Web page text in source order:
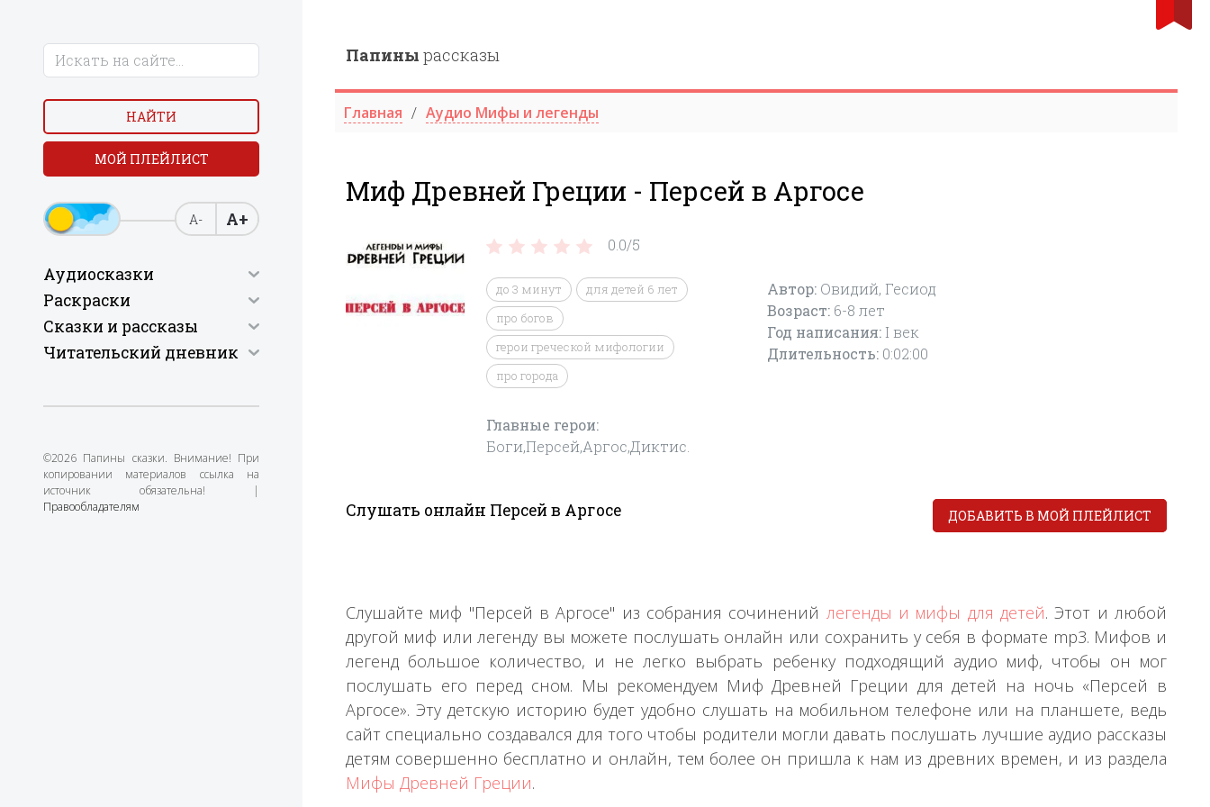
НАЙТИ
МОЙ ПЛЕЙЛИСТ
А- А+
Аудиосказки
Раскраски
Сказки и рассказы
Читательский дневник
©2026 Папины сказки. Внимание! При
копировании материалов ссылка на
источник обязательна! |
Правообладателям
Папины рассказы
Главная Аудио Мифы и легенды
Миф Древней Греции - Персей в Аргосе
0.0/5
до 3 минут
для детей 6 лет
про богов
герои греческой мифологии
про города
Главные герои:
Боги,Персей,Аргос,Диктис.
Автор: Овидий, Гесиод
Возраст: 6-8 лет
Год написания: I век
Длительность: 0:02:00
Слушать онлайн Персей в Аргосе ДОБАВИТЬ В МОЙ ПЛЕЙЛИСТ
Слушайте миф "Персей в Аргосе" из собрания сочинений легенды и мифы для детей. Этот и любой
другой миф или легенду вы можете послушать онлайн или сохранить у себя в формате mp3. Мифов и
легенд большое количество, и не легко выбрать ребенку подходящий аудио миф, чтобы он мог
послушать его перед сном. Мы рекомендуем Миф Древней Греции для детей на ночь «Персей в
Аргосе». Эту детскую историю будет удобно слушать на мобильном телефоне или на планшете, ведь
сайт специально создавался для того чтобы родители могли давать послушать лучшие аудио рассказы
детям совершенно бесплатно и онлайн, тем более он пришла к нам из древних времен, и из раздела
Мифы Древней Греции.